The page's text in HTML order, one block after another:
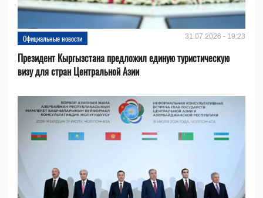
Официальные новости 31.07.2026 - 19:23
Президент Кыргызстана предложил единую туристическую
визу для стран Центральной Азии